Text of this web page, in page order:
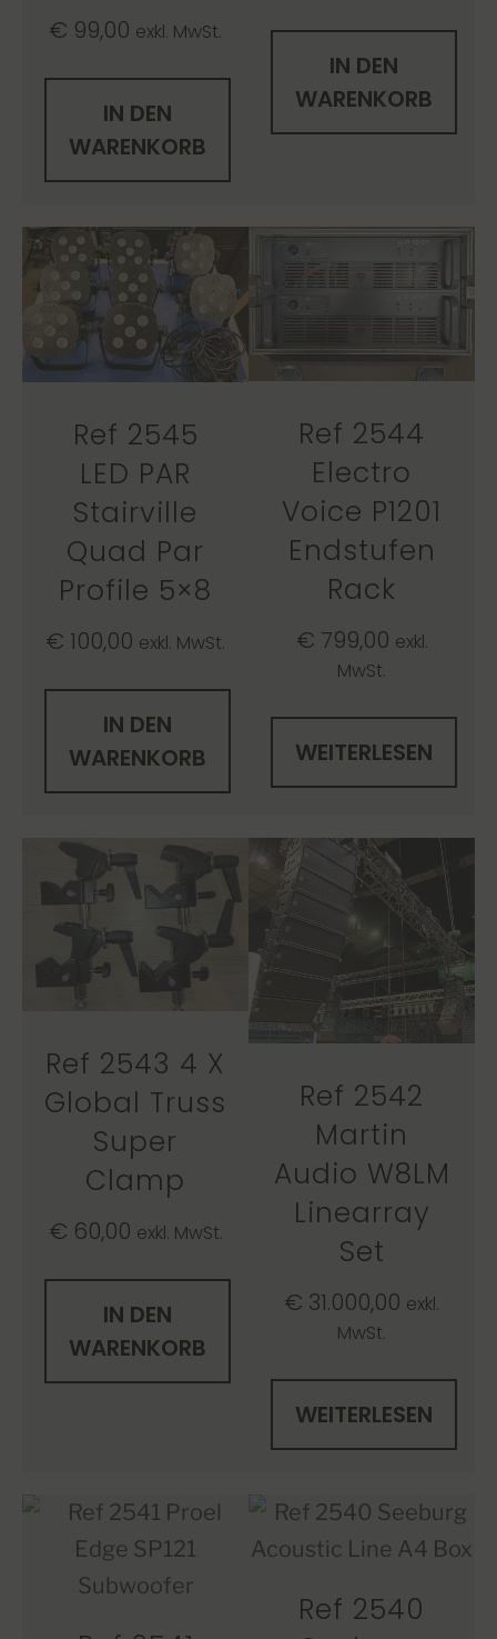
€ 99,00 exkl. MwSt.
IN DEN
WARENKORB
IN DEN
WARENKORB
Ref 2545
LED PAR
Stairville
Quad Par
Profile 5×8
€ 100,00 exkl. MwSt.
IN DEN
WARENKORB
Ref 2544
Electro
Voice P1201
Endstufen
Rack
€ 799,00 exkl.
MwSt.
WEITERLESEN
Ref 2543 4 X
Global Truss
Super
Clamp
€ 60,00 exkl. MwSt.
IN DEN
WARENKORB
Ref 2542
Martin
Audio W8LM
Linearray
Set
€ 31.000,00 exkl.
MwSt.
WEITERLESEN
Ref 2540